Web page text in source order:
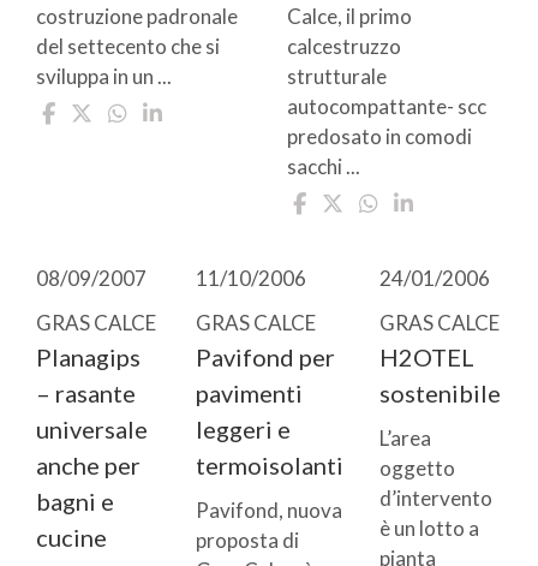
costruzione padronale
del settecento che si
sviluppa in un ...
Calce, il primo
calcestruzzo
strutturale
autocompattante- scc
predosato in comodi
sacchi ...
08/09/2007
GRAS CALCE
Planagips
– rasante
universale
anche per
bagni e
cucine
11/10/2006
GRAS CALCE
Pavifond per
pavimenti
leggeri e
termoisolanti
Pavifond, nuova
proposta di
24/01/2006
GRAS CALCE
H2OTEL
sostenibile
L’area
oggetto
d’intervento
è un lotto a
pianta